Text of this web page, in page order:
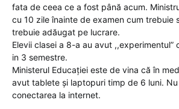
fata de ceea ce a fost până acum.
cu 10 zile înainte de examen cum trebuie
trebuie adăugat pe lucrare.
Elevii clasei a 8-a au avut ,,experimentul”
in 3 semestre.
Ministerul Educației este de vina că în
avut tablete și laptopuri timp de 6 luni.
conectarea la internet.